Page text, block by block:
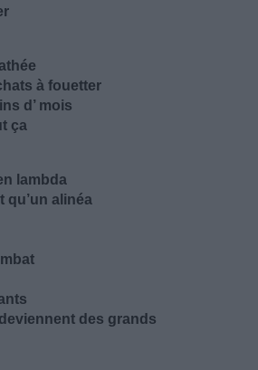
à fouetter
d’ mois
ça
lambda
qu’un alinéa
des grands